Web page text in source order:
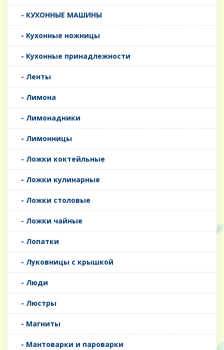
- КУХОННЫЕ МАШИНЫ
- Кухонные ножницы
- Кухонные принадлежности
- Ленты
- Лимона
- Лимонадники
- Лимонницы
- Ложки коктейльные
- Ложки кулинарные
- Ложки столовые
- Ложки чайные
- Лопатки
- Луковницы с крышкой
- Люди
- Люстры
- Магниты
- Мантоварки и пароварки